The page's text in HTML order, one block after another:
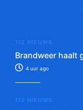
112 NIEUWS
Brandweer haalt
4 uur ago
112 NIEUWS